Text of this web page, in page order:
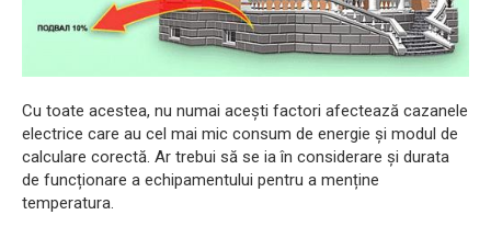
Cu toate acestea, nu numai acești factori afectează cazanele
electrice care au cel mai mic consum de energie și modul de
calculare corectă. Ar trebui să se ia în considerare și durata
de funcționare a echipamentului pentru a menține
temperatura.